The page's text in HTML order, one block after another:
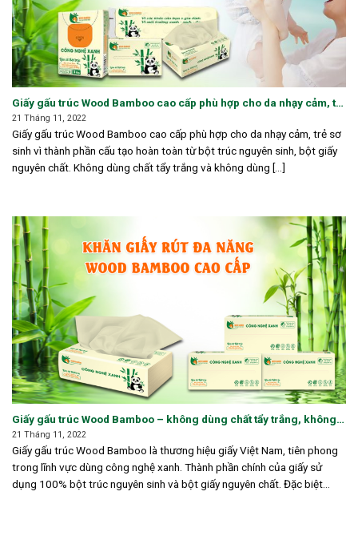
Giấy gấu trúc Wood Bamboo cao cấp phù hợp cho da nhạy cảm, trẻ
sơ sinh
21 Tháng 11, 2022
Giấy gấu trúc Wood Bamboo cao cấp phù hợp cho da nhạy cảm, trẻ sơ
sinh vì thành phần cấu tạo hoàn toàn từ bột trúc nguyên sinh, bột giấy
nguyên chất. Không dùng chất tẩy trắng và không dùng [...]
Giấy gấu trúc Wood Bamboo – không dùng chất tẩy trắng, không
dùng hoá chất độc hại
21 Tháng 11, 2022
Giấy gấu trúc Wood Bamboo là thương hiệu giấy Việt Nam, tiên phong
trong lĩnh vực dùng công nghệ xanh. Thành phần chính của giấy sử
dụng 100% bột trúc nguyên sinh và bột giấy nguyên chất. Đặc biệt